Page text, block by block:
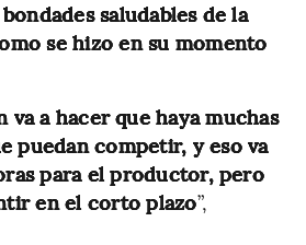
saludables de la
se hizo en su momento
va a hacer que haya muchas
puedan competir, y eso va
para el productor, pero
en el corto plazo”,